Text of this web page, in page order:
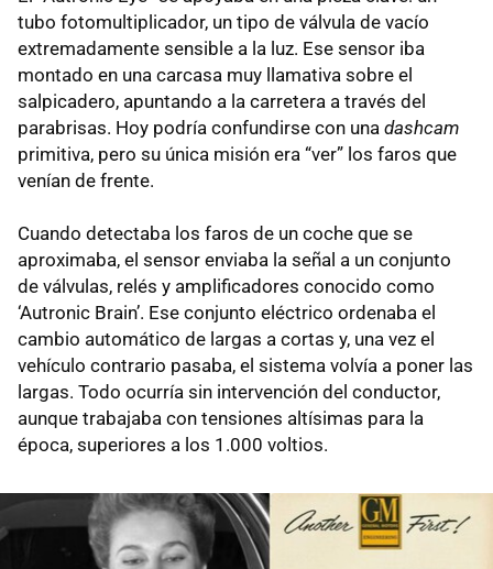
tubo fotomultiplicador, un tipo de válvula de vacío
extremadamente sensible a la luz. Ese sensor iba
montado en una carcasa muy llamativa sobre el
salpicadero, apuntando a la carretera a través del
parabrisas. Hoy podría confundirse con una dashcam
primitiva, pero su única misión era “ver” los faros que
venían de frente.
Cuando detectaba los faros de un coche que se
aproximaba, el sensor enviaba la señal a un conjunto
de válvulas, relés y amplificadores conocido como
‘Autronic Brain’. Ese conjunto eléctrico ordenaba el
cambio automático de largas a cortas y, una vez el
vehículo contrario pasaba, el sistema volvía a poner las
largas. Todo ocurría sin intervención del conductor,
aunque trabajaba con tensiones altísimas para la
época, superiores a los 1.000 voltios.